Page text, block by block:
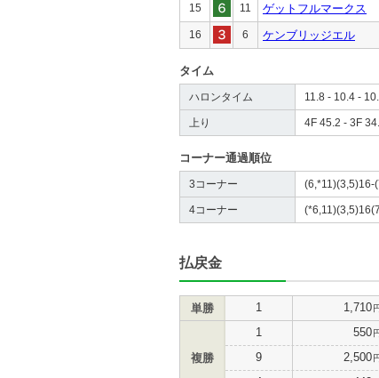
15 11 ゲットフルマークス
16 6 ケンブリッジエル
タイム
ハロンタイム 11.8 - 10.4 -
上り 4F 45.2 - 3F
コーナー通過順位
3コーナー (6,*11)(3,5)16-
4コーナー
払戻金
単勝 1 1,710
複勝
1 550
9 2,500